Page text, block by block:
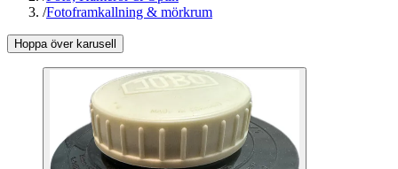
/Fotoframkallning & mörkrum
Hoppa över karusell